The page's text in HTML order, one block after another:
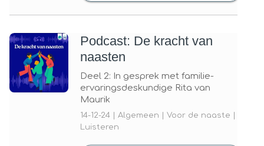
Podcast: De kracht van
naasten
Deel 2: In gesprek met familie-
ervaringsdeskundige Rita van
Maurik
14-12-24 | Algemeen | Voor de naaste |
Luisteren